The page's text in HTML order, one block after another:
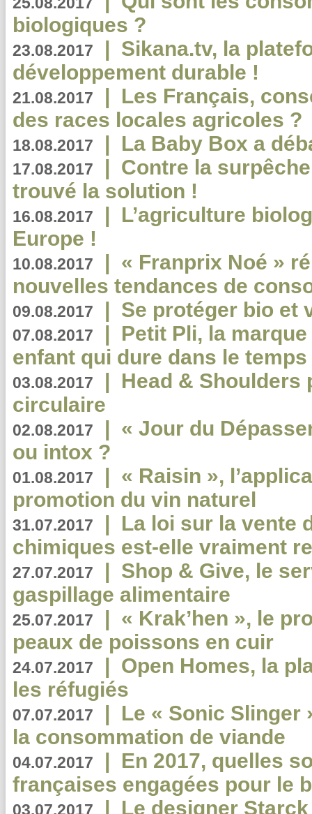
biologiques ?
23.08.2017 | Sikana.tv, la
développement durable !
21.08.2017 | Les Français,
des races locales agricoles ?
18.08.2017 | La Baby Box a
17.08.2017 | Contre la
trouvé la solution !
16.08.2017 | L’agriculture
Europe !
10.08.2017 | « Franprix Noé »
nouvelles tendances de
09.08.2017 | Se protéger bio et
07.08.2017 | Petit Pli, la
enfant qui dure dans le temps
03.08.2017 | Head & Shoulders
circulaire
02.08.2017 | « Jour du
ou intox ?
01.08.2017 | « Raisin »,
promotion du vin naturel
31.07.2017 | La loi sur la vente
chimiques est-elle vraiment
27.07.2017 | Shop & Give, le
gaspillage alimentaire
25.07.2017 | « Krak’hen », le
peaux de poissons en cuir
24.07.2017 | Open Homes, la
les réfugiés
07.07.2017 | Le « Sonic Slinger
la consommation de viande
04.07.2017 | En 2017, quelles
françaises engagées pour le
03.07.2017 | Le designer